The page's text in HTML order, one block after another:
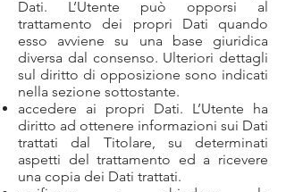
Dati. L’Utente può opporsi al
trattamento dei propri Dati quando
esso avviene su una base giuridica
diversa dal consenso. Ulteriori dettagli
sul diritto di opposizione sono indicati
nella sezione sottostante.
accedere ai propri Dati. L’Utente ha
diritto ad ottenere informazioni sui Dati
trattati dal Titolare, su determinati
aspetti del trattamento ed a ricevere
una copia dei Dati trattati.